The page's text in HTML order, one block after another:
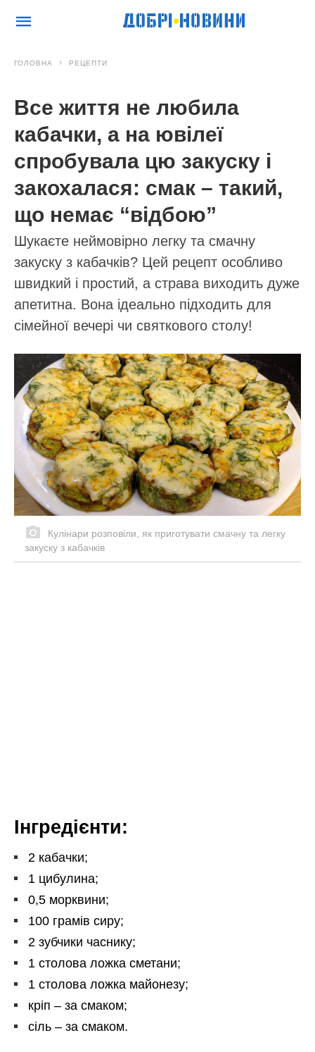
ГОЛОВНА РЕЦЕПТИ
Все життя не любила
кабачки, а на ювілеї
спробувала цю закуску і
закохалася: смак – такий,
що немає “відбою”
Шукаєте неймовірно легку та смачну
закуску з кабачків? Цей рецепт особливо
швидкий і простий, а страва виходить дуже
апетитна. Вона ідеально підходить для
сімейної вечері чи святкового столу!
Кулінари розповіли, як приготувати смачну та легку
закуску з кабачків
Інгредієнти:
2 кабачки;
1 цибулина;
0,5 морквини;
100 грамів сиру;
2 зубчики часнику;
1 столова ложка сметани;
1 столова ложка майонезу;
кріп – за смаком;
сіль – за смаком.